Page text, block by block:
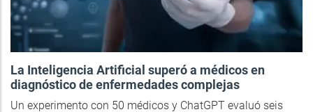
La Inteligencia Artificial superó a médicos en
diagnóstico de enfermedades complejas
Un experimento con 50 médicos y ChatGPT evaluó seis